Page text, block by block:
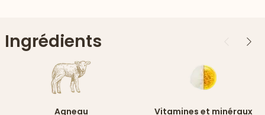
Ingrédients Précédent
Agneau Vitamines et minéraux